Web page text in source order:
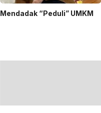
Mendadak “Peduli” UMKM